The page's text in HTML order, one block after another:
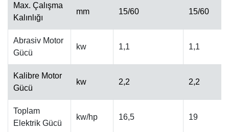
ALINPAH CILA MAKINESI
Max. Çalışma
Kalınlığı
mm 15/60 15/60
Abrasiv Motor
Gücü
kw 1,1 1,1
Kalibre Motor
Gücü
kw 2,2 2,2
Toplam
Elektrik Gücü
kw/hp 16,5 19